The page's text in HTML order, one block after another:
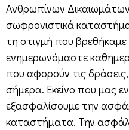
Ανθρωπίνων
σωφρονιστικά
τη στιγμή που βρεθήκαμε
ενημερωνόμαστε
που αφορούν τις
σήμερα. Εκείνο που μας
εξασφαλίσουμε την
καταστήματα. Την